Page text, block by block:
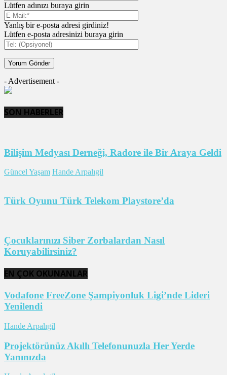
Lütfen adınızı buraya girin
Yanlış bir e-posta adresi girdiniz!
Lütfen e-posta adresinizi buraya girin
- Advertisement -
SON HABERLER
Bilişim Medyası Derneği, Radore ile Bir Araya Geldi
Güncel Yaşam Hande Arpalıgil
Türk Oyunu Türk Telekom Playstore’da
Çocuklarınızı Siber Zorbalardan Nasıl
Koruyabilirsiniz?
EN ÇOK OKUNANLAR
Vodafone FreeZone Şampiyonluk Ligi’nde Lideri
Yenilendi
Hande Arpalıgil
Projektörünüz Akıllı Telefonunuzla Her Yerde
Yanınızda